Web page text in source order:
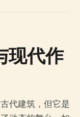
现代作
代建筑，但它是